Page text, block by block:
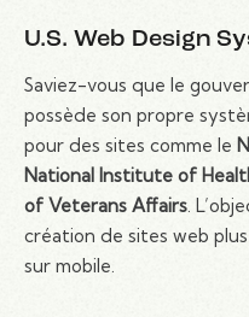
U.S. Web Design
Saviez-vous que le
possède son propre
pour des sites comme le
National Institute of
of Veterans Affairs.
création de sites web
sur mobile.